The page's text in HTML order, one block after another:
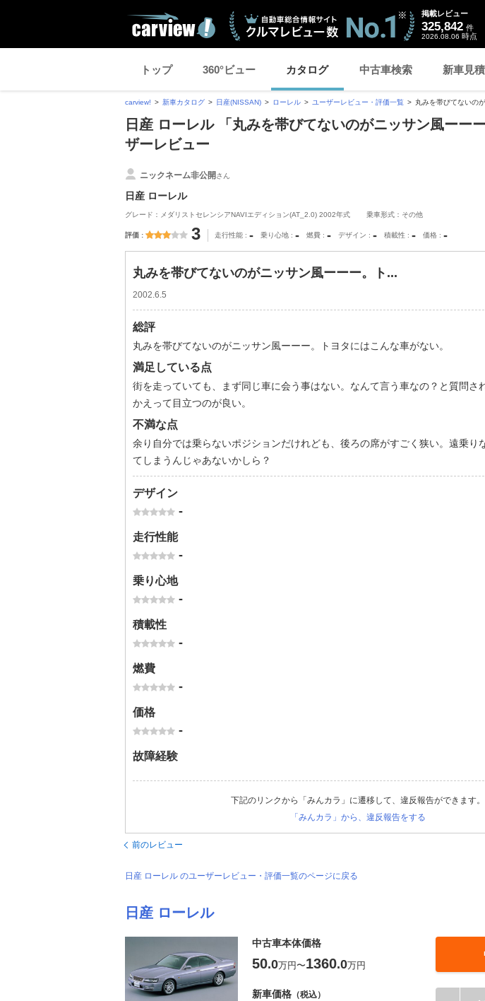
掲載レビュー
325,842 件
2026.08.06 時点
トップ 360°ビュー カタログ 中古車検索 新車見
carview! 新車カタログ 日産(NISSAN) ローレル ユーザーレビュー・評価一覧 丸みを帯びてないの
日産 ローレル 「丸みを帯びてないのがニッサン風ーー
ザーレビュー
ニックネーム非公開さん
日産 ローレル
グレード：メダリストセレンシアNAVIエディション(AT_2.0) 2002年式 乗車形式：その他
評価 3 走行性能 - 乗り心地 - 燃費 - デザイン - 積載性 - 価格 -
丸みを帯びてないのがニッサン風ーーー。ト...
2002.6.5
総評
丸みを帯びてないのがニッサン風ーーー。トヨタにはこんな車がない。
満足している点
街を走っていても、まず同じ車に会う事はない。なんて言う車なの？と質問さ
かえって目立つのが良い。
不満な点
余り自分では乗らないポジションだけれども、後ろの席がすごく狭い。遠乗り
てしまうんじゃあないかしら？
デザイン
-
走行性能
-
乗り心地
-
積載性
-
燃費
-
価格
-
故障経験
下記のリンクから「みんカラ」に遷移して、違反報告ができます。
「みんカラ」から、違反報告をする
前のレビュー
日産 ローレル のユーザーレビュー・評価一覧のページに戻る
日産 ローレル
中古車本体価格
50.0万円〜1360.0万円
新車価格 （税込）